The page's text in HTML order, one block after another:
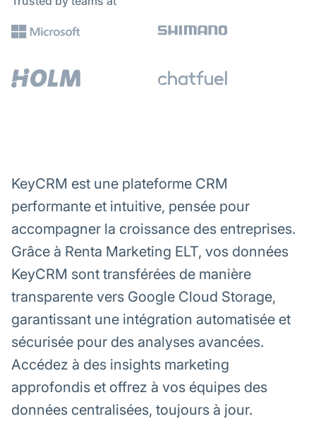
KeyCRM est une plateforme CRM
performante et intuitive, pensée pour
accompagner la croissance des entreprises.
Grâce à Renta Marketing ELT, vos données
KeyCRM sont transférées de manière
transparente vers Google Cloud Storage,
garantissant une intégration automatisée et
sécurisée pour des analyses avancées.
Accédez à des insights marketing
approfondis et offrez à vos équipes des
données centralisées, toujours à jour.